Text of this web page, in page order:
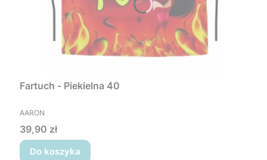
Fartuch - Piekielna 40
PRODUCENT
AARON
Cena
39,90 zł
Do koszyka